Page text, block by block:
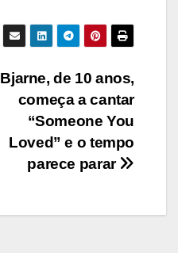
Bjarne, de 10 anos,
começa a cantar
“Someone You
Loved” e o tempo
parece parar